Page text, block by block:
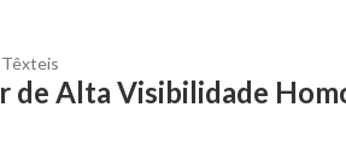
Têxteis
de Alta Visibilidade